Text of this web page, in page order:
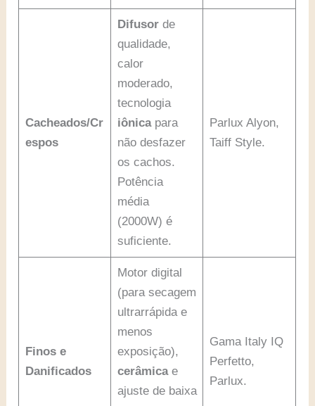
Cacheados/Cr
espos
Difusorde
qualidade,
calor
moderado,
tecnologia
iônicapara
não desfazer
os cachos.
Potência
média
(2000W) é
suficiente.
Parlux Alyon,
Taiff Style.
Finos e
Danificados
Motor digital
(para secagem
ultrarrápida e
menos
exposição),
cerâmicae
ajuste de baixa
Gama Italy IQ
Perfetto,
Parlux.